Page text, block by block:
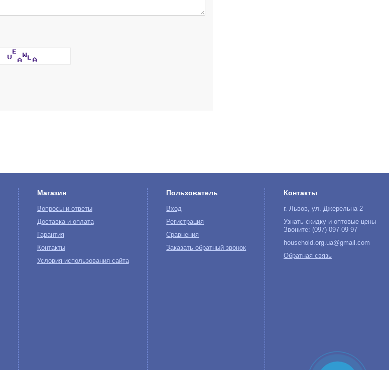
Магазин
Вопросы и ответы
Доставка и оплата
Гарантия
Контакты
Условия использования сайта
Пользователь
Вход
Регистрация
Сравнения
Заказать обратный звонок
Контакты
г. Львов, ул. Джерельна 2
Узнать скидку и оптовые цены
Звоните: (097) 097-09-97
household.org.ua@gmail.com
Обратная связь